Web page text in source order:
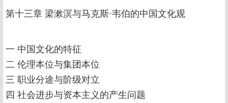
第十三章 梁漱溟与马克斯·韦伯的中国文化观
一 中国文化的特征
二 伦理本位与集团本位
三 职业分途与阶级对立
四 社会进步与资本主义的产生问题